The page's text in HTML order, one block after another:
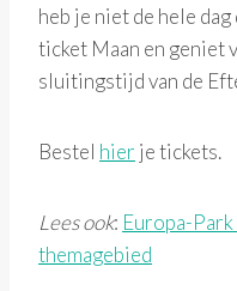
heb je niet de hele
ticket Maan en geniet
sluitingstijd van de
Bestel hier je tickets.
Lees ook: Europa-
themagebied